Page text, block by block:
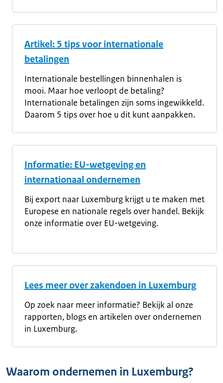
Artikel: 5 tips voor internationale
betalingen
Internationale bestellingen binnenhalen is
mooi. Maar hoe verloopt de betaling?
Internationale betalingen zijn soms ingewikkeld.
Daarom 5 tips over hoe u dit kunt aanpakken.
Informatie: EU-wetgeving en
internationaal ondernemen
Bij export naar Luxemburg krijgt u te maken met
Europese en nationale regels over handel. Bekijk
onze informatie over EU-wetgeving.
Lees meer over zakendoen in Luxemburg
Op zoek naar meer informatie? Bekijk al onze
rapporten, blogs en artikelen over ondernemen
in Luxemburg.
Waarom ondernemen in Luxemburg?